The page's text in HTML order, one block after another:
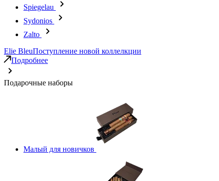
Spiegelau
Sydonios
Zalto
Elie BleuПоступление новой коллелкции
Подробнее
Подарочные наборы
Малый для новичков